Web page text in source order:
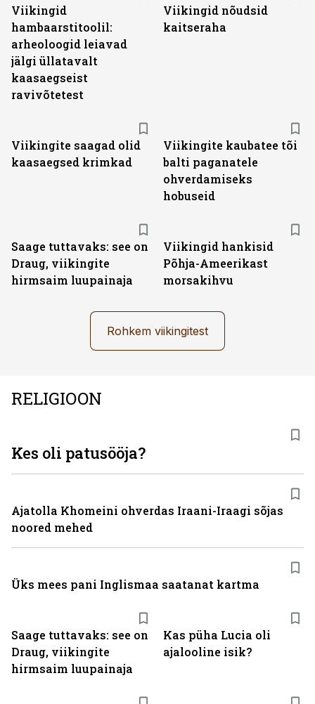
Viikingid
hambaarstitoolil:
arheoloogid leiavad
jälgi üllatavalt
kaasaegseist
ravivõtetest
Viikingid nõudsid
kaitseraha
Viikingite saagad olid
kaasaegsed krimkad
Viikingite kaubatee tõi
balti paganatele
ohverdamiseks
hobuseid
Saage tuttavaks: see on
Draug, viikingite
hirmsaim luupainaja
Viikingid hankisid
Põhja-Ameerikast
morsakihvu
Rohkem viikingitest
RELIGIOON
Saage tuttavaks: see on
Draug, viikingite
hirmsaim luupainaja
Kas püha Lucia oli
ajalooline isik?
Kes oli patusööja?
Ajatolla Khomeini ohverdas Iraani-Iraagi sõjas
noored mehed
Üks mees pani Inglismaa saatanat kartma